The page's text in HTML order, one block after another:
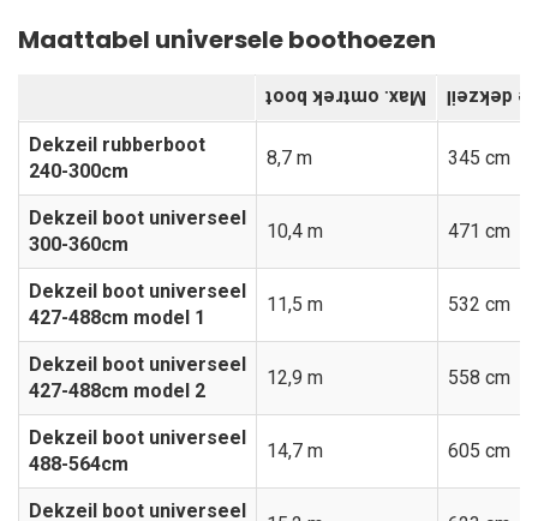
Maattabel universele boothoezen
Max. omtrek boot Lengte
Dekzeil rubberboot
240-300cm
8,7 m 345 cm
Dekzeil boot universeel
300-360cm
10,4 m 471 cm
Dekzeil boot universeel
427-488cm model 1
11,5 m 532 cm
Dekzeil boot universeel
427-488cm model 2
12,9 m 558 cm
Dekzeil boot universeel
488-564cm
14,7 m 605 cm
Dekzeil boot universeel